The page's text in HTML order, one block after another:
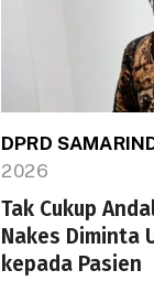
DPRD
2026
Tak Cukup
Nakes Diminta
kepada Pasien